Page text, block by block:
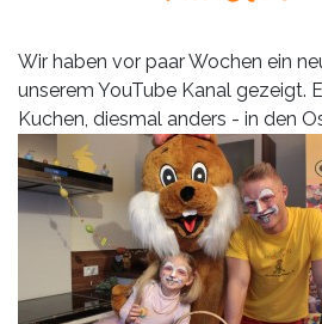
Über
uns
Fotos,
Events
Videos
Referenzen
Wir haben vor paar Wochen ein
unserem YouTube Kanal gezeigt.
Kuchen, diesmal anders - in den